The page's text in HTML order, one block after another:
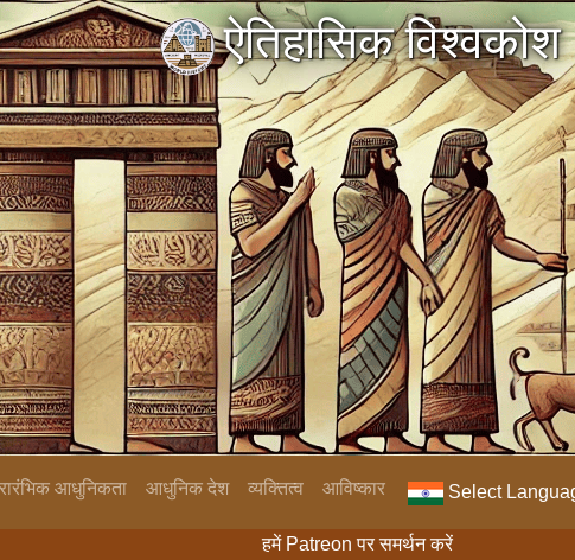
ऐतिहासिक विश्वकोश
आधुनिकता आधुनिक देश व्यक्तित्व आविष्कार Select
हमें Patreon पर समर्थन करें